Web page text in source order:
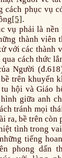
cách phục vụ
[5].
là nền
thành viên
với các thành
cách thức
Người
trên khuyến
hội và Giáo
giữa anh
tránh mọi
ra, bề trên còn
tình trong
tiếng
phong dấn